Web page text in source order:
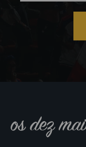
os dez